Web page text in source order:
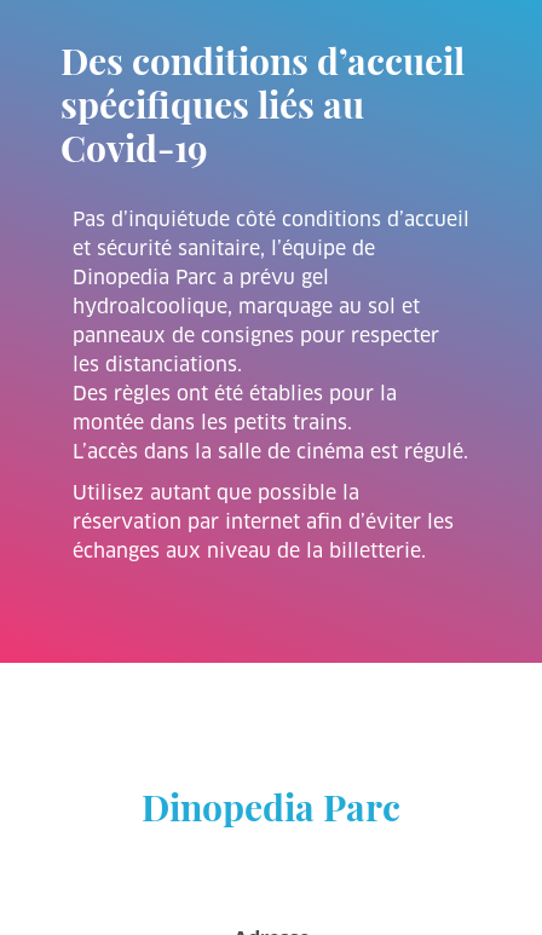
Des conditions d’accueil
spécifiques liés au
Covid-19
Pas d’inquiétude côté conditions d’accueil
et sécurité sanitaire, l’équipe de
Dinopedia Parc a prévu gel
hydroalcoolique, marquage au sol et
panneaux de consignes pour respecter
les distanciations.
Des règles ont été établies pour la
montée dans les petits trains.
L’accès dans la salle de cinéma est régulé.
Utilisez autant que possible la
réservation par internet afin d’éviter les
échanges aux niveau de la billetterie.
Dinopedia Parc